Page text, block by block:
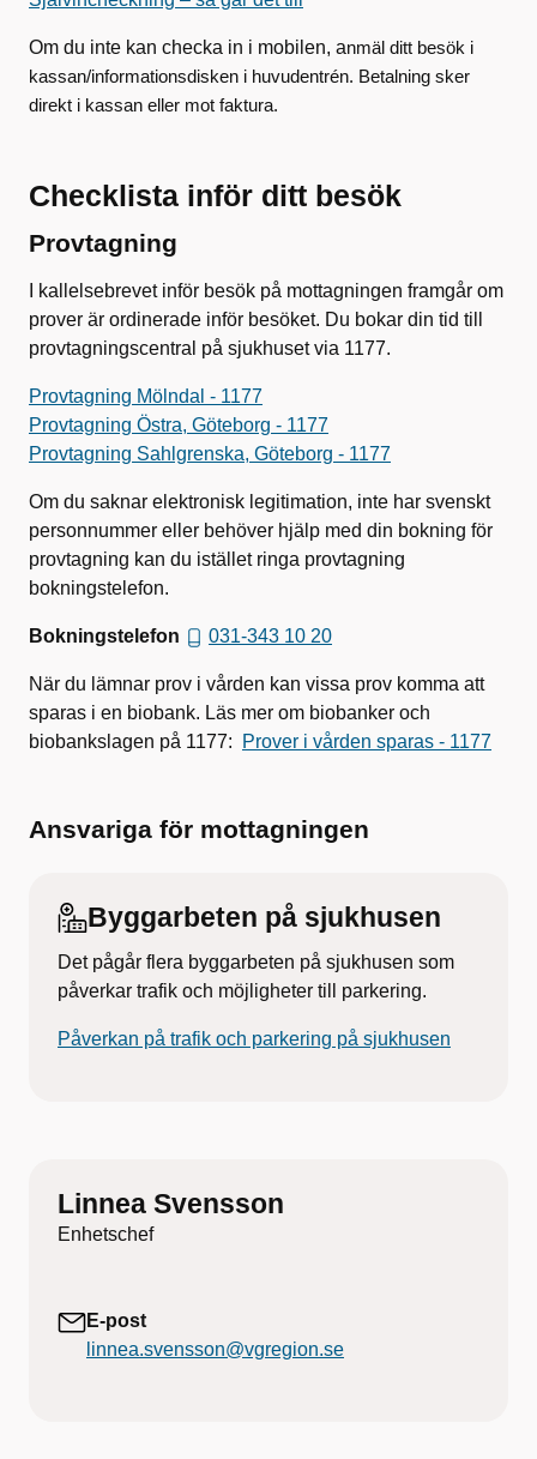
Om du inte kan checka in i mobilen, anmäl ditt besök i
kassan/informationsdisken i huvudentrén. Betalning sker
direkt i kassan eller mot faktura.
Checklista inför ditt besök
Provtagning
I kallelsebrevet inför besök på mottagningen framgår om
prover är ordinerade inför besöket. Du bokar din tid till
provtagningscentral på sjukhuset via 1177.
Provtagning Mölndal - 1177
Provtagning Östra, Göteborg - 1177
Provtagning Sahlgrenska, Göteborg - 1177
Om du saknar elektronisk legitimation, inte har svenskt
personnummer eller behöver hjälp med din bokning för
provtagning kan du istället ringa provtagning
bokningstelefon.
Bokningstelefon 031-343 10 20
När du lämnar prov i vården kan vissa prov komma att
sparas i en biobank. Läs mer om biobanker och
biobankslagen på 1177:
Prover i vården sparas - 1177
Ansvariga för mottagningen
Byggarbeten på sjukhusen
Det pågår flera byggarbeten på sjukhusen som
påverkar trafik och möjligheter till parkering.
Påverkan på trafik och parkering på sjukhusen
Linnea Svensson
Enhetschef
E-post
linnea.svensson@vgregion.se